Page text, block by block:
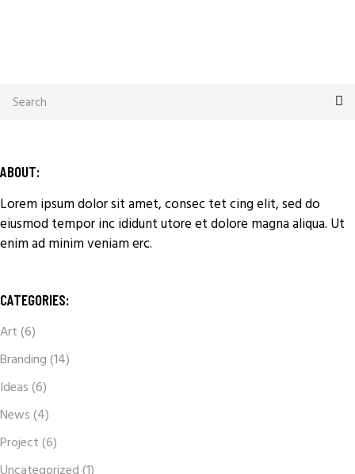
ABOUT:
Lorem ipsum dolor sit amet, consec tet cing elit, sed do
eiusmod tempor inc ididunt utore et dolore magna aliqua. Ut
enim ad minim veniam erc.
CATEGORIES:
Art(6)
Branding(14)
Ideas(6)
News(4)
Project(6)